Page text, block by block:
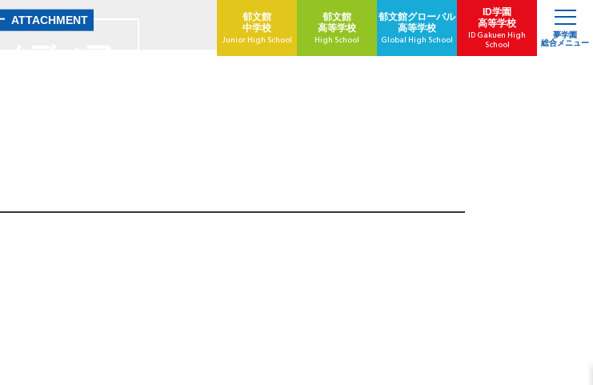
郁文館
中学校
Junior High School
郁文館
高等学校
High School
郁文館グローバル
高等学校
Global High School
ID学園
高等学校
ID Gakuen High
School
夢学園
総合メニュー
ATTACHMENT